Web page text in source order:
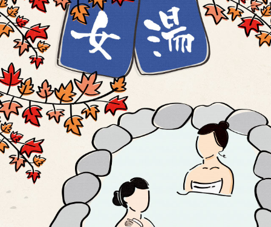
宜蘭礁溪溫泉民宿網,礁溪溫泉公園,五峰旗瀑布,跑馬古道,林美石磐步
辣椒文創